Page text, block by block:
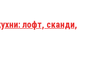
лофт, сканди,